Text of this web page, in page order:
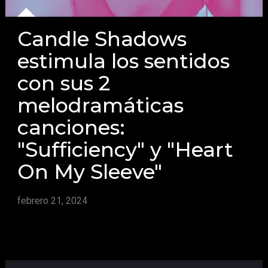
Candle Shadows
estimula los sentidos
con sus 2
melodramáticas
canciones:
"Sufficiency" y "Heart
On My Sleeve"
febrero 21, 2024